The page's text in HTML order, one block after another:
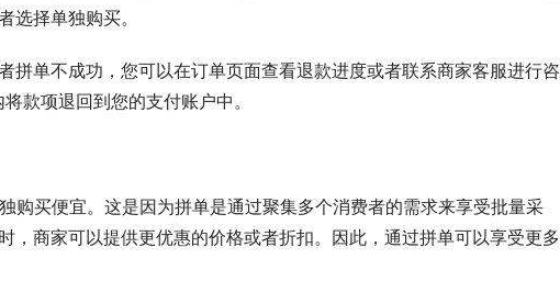
择单独购买。
拼单不成功，您可以在订单页面查看退款进度或者联系商家客服进行咨
款项退回到您的支付账户中。
购买便宜。这是因为拼单是通过聚集多个消费者的需求来享受批量采
，商家可以提供更优惠的价格或者折扣。因此，通过拼单可以享受更多